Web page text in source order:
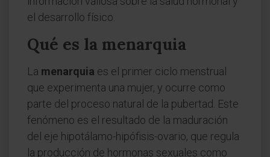
el desarrollo físico.
Qué es la menarquia
La menarquia es el primer ciclo menstrual
que experimenta una mujer, y ocurre como
parte del proceso natural de la pubertad. Este
fenómeno es el resultado de la maduración
del eje hipotálamo-hipófisis-ovario, que regula
la producción de hormonas sexuales como